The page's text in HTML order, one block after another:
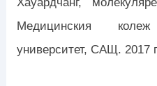
Медицинския
университет, САЩ. 2017